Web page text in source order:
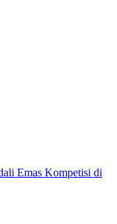
Emas Kompetisi di